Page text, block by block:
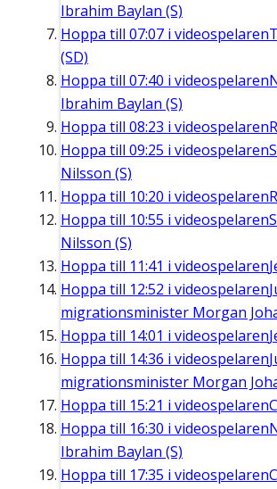
Ibrahim Baylan (S)
Hoppa till 07:07 i videospelaren
(SD)
Hoppa till 07:40 i videospelaren
Ibrahim Baylan (S)
Hoppa till 08:23 i videospelaren
Hoppa till 09:25 i videospelaren
Nilsson (S)
Hoppa till 10:20 i videospelaren
Hoppa till 10:55 i videospelaren
Nilsson (S)
Hoppa till 11:41 i videospelaren
Hoppa till 12:52 i videospelaren
migrationsminister Morgan
Hoppa till 14:01 i videospelaren
Hoppa till 14:36 i videospelaren
migrationsminister Morgan
Hoppa till 15:21 i videospelaren
Hoppa till 16:30 i videospelaren
Ibrahim Baylan (S)
Hoppa till 17:35 i videospelaren